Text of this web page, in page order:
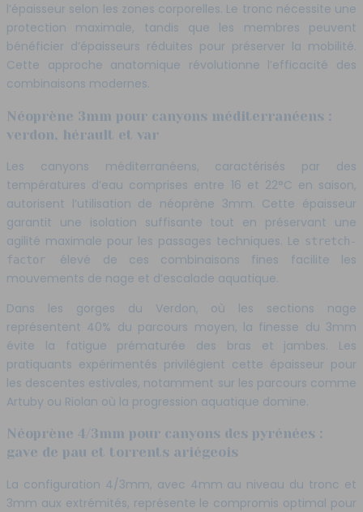
l’épaisseur selon les zones corporelles. Le tronc nécessite une
protection maximale, tandis que les membres peuvent
bénéficier d’épaisseurs réduites pour préserver la mobilité.
Cette approche anatomique révolutionne l’efficacité des
combinaisons modernes.
Néoprène 3mm pour canyons méditerranéens :
verdon, hérault et var
Les canyons méditerranéens, caractérisés par des
températures d’eau comprises entre 16 et 22°C en saison,
autorisent l’utilisation de néoprène 3mm. Cette épaisseur
garantit une isolation suffisante tout en préservant une
agilité maximale pour les passages techniques. Le stretch-
factor élevé de ces combinaisons fines facilite les
mouvements de nage et d’escalade aquatique.
Dans les gorges du Verdon, où les sections nage
représentent 40% du parcours moyen, la finesse du 3mm
évite la fatigue prématurée des bras et jambes. Les
pratiquants expérimentés privilégient cette épaisseur pour
les descentes estivales, notamment sur les parcours comme
Artuby ou Riolan où la progression aquatique domine.
Néoprène 4/3mm pour canyons des pyrénées :
gave de pau et torrents ariégeois
La configuration 4/3mm, avec 4mm au niveau du tronc et
3mm aux extrémités, représente le compromis optimal pour